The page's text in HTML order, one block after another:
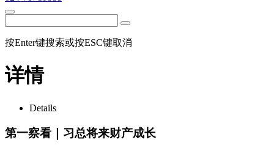
按Enter键搜索或按ESC键取消
详情
Details
第一察看｜习总将来财产成长